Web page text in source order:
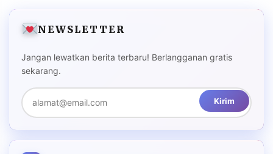
NEWSLETTER
Jangan lewatkan berita terbaru! Berlangganan gratis
sekarang.
Kirim